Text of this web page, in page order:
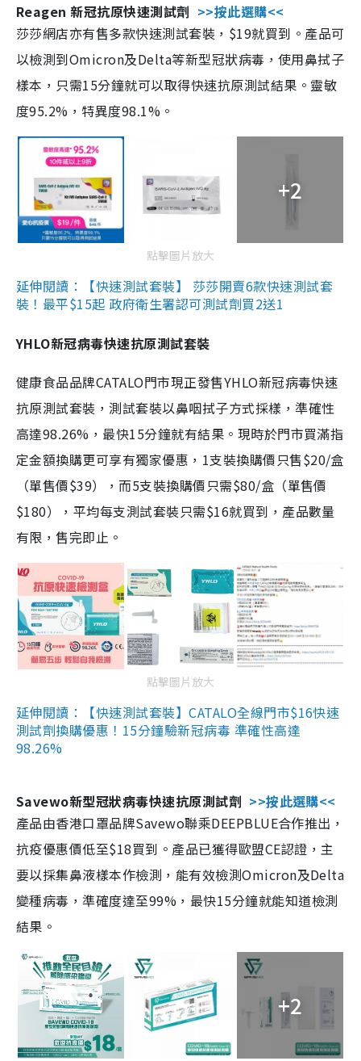
Reagen 新冠抗原快速測試劑 >>按此選購<<
莎莎網店亦有售多款快速測試套裝，$19就買到。產品可
以檢測到Omicron及Delta等新型冠狀病毒，使用鼻拭子
樣本，只需15分鐘就可以取得快速抗原測試結果。靈敏
度95.2%，特異度98.1%。
+2
點擊圖片放大
延伸閱讀：【快速測試套裝】 莎莎開賣6款快速測試套
裝！最平$15起 政府衛生署認可測試劑買2送1
YHLO新冠病毒快速抗原測試套裝
健康食品品牌CATALO門市現正發售YHLO新冠病毒快速
抗原測試套裝，測試套裝以鼻咽拭子方式採樣，準確性
高達98.26%，最快15分鐘就有結果。現時於門市買滿指
定金額換購更可享有獨家優惠，1支裝換購價只售$20/盒
（單售價$39），而5支裝換購價只需$80/盒（單售價
$180），平均每支測試套裝只需$16就買到，產品數量
有限，售完即止。
點擊圖片放大
延伸閱讀：【快速測試套裝】CATALO全線門市$16快速
測試劑換購優惠！15分鐘驗新冠病毒 準確性高達
98.26%
Savewo新型冠狀病毒快速抗原測試劑 >>按此選購<<
產品由香港口罩品牌Savewo聯乘DEEPBLUE合作推出，
抗疫優惠價低至$18買到。產品已獲得歐盟CE認證，主
要以採集鼻液樣本作檢測，能有效檢測Omicron及Delta
變種病毒，準確度達至99%，最快15分鐘就能知道檢測
結果。
+2